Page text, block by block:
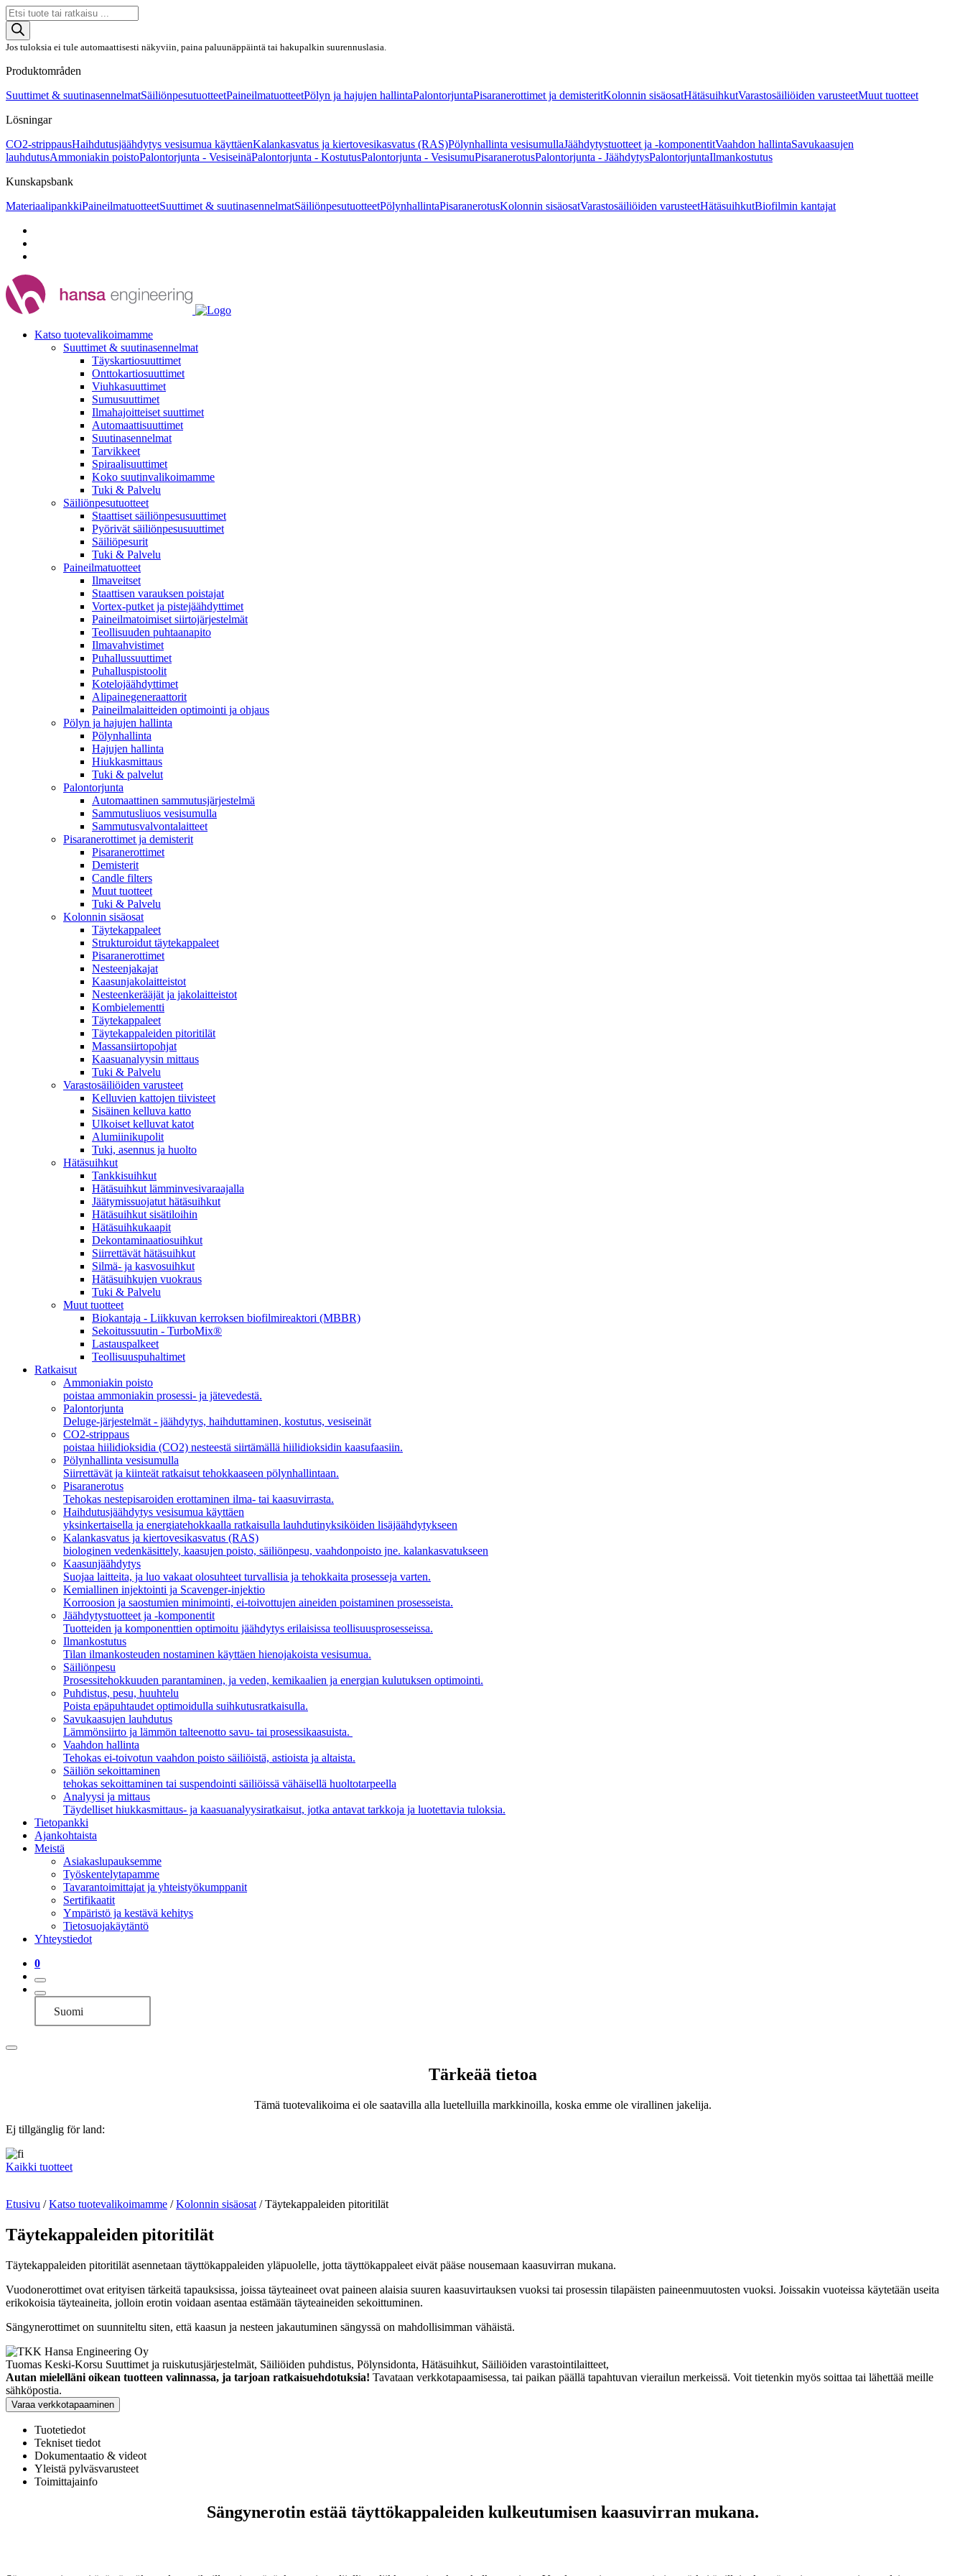
Products
search
Jos tuloksia ei tule automaattisesti näkyviin, paina paluunäppäintä tai hakupalkin suurennuslasia.
Produktområden
Suuttimet & suutinasennelmatSäiliönpesutuotteetPaineilmatuotteetPölyn ja hajujen hallintaPalontorjuntaPisaranerottimet ja demisteritKolonnin sisäosatHätäsuihkutVarastosäiliöiden varusteetMuut tuotteet
Lösningar
CO2-strippausHaihdutusjäähdytys vesisumua käyttäenKalankasvatus ja kiertovesikasvatus (RAS)Pölynhallinta vesisumullaJäähdytystuotteet ja -komponentitVaahdon hallintaSavukaasujen
lauhdutusAmmoniakin poistoPalontorjunta - VesiseinäPalontorjunta - KostutusPalontorjunta - VesisumuPisaranerotusPalontorjunta - JäähdytysPalontorjuntaIlmankostutus
Kunskapsbank
MateriaalipankkiPaineilmatuotteetSuuttimet & suutinasennelmatSäiliönpesutuotteetPölynhallintaPisaranerotusKolonnin sisäosatVarastosäiliöiden varusteetHätäsuihkutBiofilmin kantajat
Katso tuotevalikoimamme
Suuttimet & suutinasennelmat
Täyskartiosuuttimet
Onttokartiosuuttimet
Viuhkasuuttimet
Sumusuuttimet
Ilmahajoitteiset suuttimet
Automaattisuuttimet
Suutinasennelmat
Tarvikkeet
Spiraalisuuttimet
Koko suutinvalikoimamme
Tuki & Palvelu
Säiliönpesutuotteet
Staattiset säiliönpesusuuttimet
Pyörivät säiliönpesusuuttimet
Säiliöpesurit
Tuki & Palvelu
Paineilmatuotteet
Ilmaveitset
Staattisen varauksen poistajat
Vortex-putket ja pistejäähdyttimet
Paineilmatoimiset siirtojärjestelmät
Teollisuuden puhtaanapito
Ilmavahvistimet
Puhallussuuttimet
Puhalluspistoolit
Kotelojäähdyttimet
Alipainegeneraattorit
Paineilmalaitteiden optimointi ja ohjaus
Pölyn ja hajujen hallinta
Pölynhallinta
Hajujen hallinta
Hiukkasmittaus
Tuki & palvelut
Palontorjunta
Automaattinen sammutusjärjestelmä
Sammutusliuos vesisumulla
Sammutusvalvontalaitteet
Pisaranerottimet ja demisterit
Pisaranerottimet
Demisterit
Candle filters
Muut tuotteet
Tuki & Palvelu
Kolonnin sisäosat
Täytekappaleet
Strukturoidut täytekappaleet
Pisaranerottimet
Nesteenjakajat
Kaasunjakolaitteistot
Nesteenkerääjät ja jakolaitteistot
Kombielementti
Täytekappaleet
Täytekappaleiden pitoritilät
Massansiirtopohjat
Kaasuanalyysin mittaus
Tuki & Palvelu
Varastosäiliöiden varusteet
Kelluvien kattojen tiivisteet
Sisäinen kelluva katto
Ulkoiset kelluvat katot
Alumiinikupolit
Tuki, asennus ja huolto
Hätäsuihkut
Tankkisuihkut
Hätäsuihkut lämminvesivaraajalla
Jäätymissuojatut hätäsuihkut
Hätäsuihkut sisätiloihin
Hätäsuihkukaapit
Dekontaminaatiosuihkut
Siirrettävät hätäsuihkut
Silmä- ja kasvosuihkut
Hätäsuihkujen vuokraus
Tuki & Palvelu
Muut tuotteet
Biokantaja - Liikkuvan kerroksen biofilmireaktori (MBBR)
Sekoitussuutin - TurboMix®
Lastauspalkeet
Teollisuuspuhaltimet
Ratkaisut
Ammoniakin poisto
poistaa ammoniakin prosessi- ja jätevedestä.
Palontorjunta
Deluge-järjestelmät - jäähdytys, haihduttaminen, kostutus, vesiseinät
CO2-strippaus
poistaa hiilidioksidia (CO2) nesteestä siirtämällä hiilidioksidin kaasufaasiin.
Pölynhallinta vesisumulla
Siirrettävät ja kiinteät ratkaisut tehokkaaseen pölynhallintaan.
Pisaranerotus
Tehokas nestepisaroiden erottaminen ilma- tai kaasuvirrasta.
Haihdutusjäähdytys vesisumua käyttäen
yksinkertaisella ja energiatehokkaalla ratkaisulla lauhdutinyksiköiden lisäjäähdytykseen
Kalankasvatus ja kiertovesikasvatus (RAS)
biologinen vedenkäsittely, kaasujen poisto, säiliönpesu, vaahdonpoisto jne. kalankasvatukseen
Kaasunjäähdytys
Suojaa laitteita, ja luo vakaat olosuhteet turvallisia ja tehokkaita prosesseja varten.
Kemiallinen injektointi ja Scavenger-injektio
Korroosion ja saostumien minimointi, ei-toivottujen aineiden poistaminen prosesseista.
Jäähdytystuotteet ja -komponentit
Tuotteiden ja komponenttien optimoitu jäähdytys erilaisissa teollisuusprosesseissa.
Ilmankostutus
Tilan ilmankosteuden nostaminen käyttäen hienojakoista vesisumua.
Säiliönpesu
Prosessitehokkuuden parantaminen, ja veden, kemikaalien ja energian kulutuksen optimointi.
Puhdistus, pesu, huuhtelu
Poista epäpuhtaudet optimoidulla suihkutusratkaisulla.
Savukaasujen lauhdutus
Lämmönsiirto ja lämmön talteenotto savu- tai prosessikaasuista.
Vaahdon hallinta
Tehokas ei-toivotun vaahdon poisto säiliöistä, astioista ja altaista.
Säiliön sekoittaminen
tehokas sekoittaminen tai suspendointi säiliöissä vähäisellä huoltotarpeella
Analyysi ja mittaus
Täydelliset hiukkasmittaus- ja kaasuanalyysiratkaisut, jotka antavat tarkkoja ja luotettavia tuloksia.
Tietopankki
Ajankohtaista
Meistä
Asiakaslupauksemme
Työskentelytapamme
Tavarantoimittajat ja yhteistyökumppanit
Sertifikaatit
Ympäristö ja kestävä kehitys
Tietosuojakäytäntö
Yhteystiedot
0
Suomi
Tärkeää tietoa
Tämä tuotevalikoima ei ole saatavilla alla luetelluilla markkinoilla, koska emme ole virallinen jakelija.
Ej tillgänglig för land:
Kaikki tuotteet
Etusivu /Katso tuotevalikoimamme /Kolonnin sisäosat /Täytekappaleiden pitoritilät
Täytekappaleiden pitoritilät
Täytekappaleiden pitoritilät asennetaan täyttökappaleiden yläpuolelle, jotta täyttökappaleet eivät pääse nousemaan kaasuvirran mukana.
Vuodonerottimet ovat erityisen tärkeitä tapauksissa, joissa täyteaineet ovat paineen alaisia suuren kaasuvirtauksen vuoksi tai prosessin tilapäisten paineenmuutosten vuoksi. Joissakin vuoteissa käytetään useita
erikokoisia täyteaineita, jolloin erotin voidaan asentaa estämään täyteaineiden sekoittuminen.
Sängynerottimet on suunniteltu siten, että kaasun ja nesteen jakautuminen sängyssä on mahdollisimman vähäistä.
Tuomas Keski-Korsu Suuttimet ja ruiskutusjärjestelmät, Säiliöiden puhdistus, Pölynsidonta, Hätäsuihkut, Säiliöiden varastointilaitteet,
Autan mielelläni oikean tuotteen valinnassa, ja tarjoan ratkaisuehdotuksia! Tavataan verkkotapaamisessa, tai paikan päällä tapahtuvan vierailun merkeissä. Voit tietenkin myös soittaa tai lähettää meille
sähköpostia.
Varaa verkkotapaaminen
Tuotetiedot
Tekniset tiedot
Dokumentaatio & videot
Yleistä pylväsvarusteet
Toimittajainfo
Sängynerotin estää täyttökappaleiden kulkeutumisen kaasuvirran mukana.